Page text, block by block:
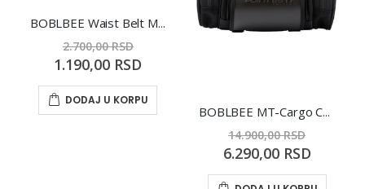
BOBLBEE Waist Belt Megalopolis
2.700,00 RSD
Special
Price
1.190,00 RSD
DODAJ U KORPU
BOBLBEE MT-Cargo CRNI
14.900,00 RSD
Special
Price
6.290,00 RSD